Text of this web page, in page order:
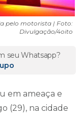
pelo motorista | Foto:
Divulgação/4oito
seu Whatsapp?
em ameaça e
(29), na cidade